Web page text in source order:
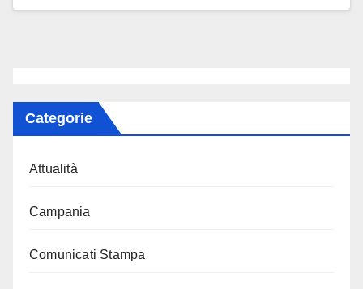
Categorie
Attualità
Campania
Comunicati Stampa